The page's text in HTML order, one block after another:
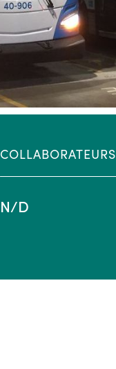
COLLABORATEURS
N/D